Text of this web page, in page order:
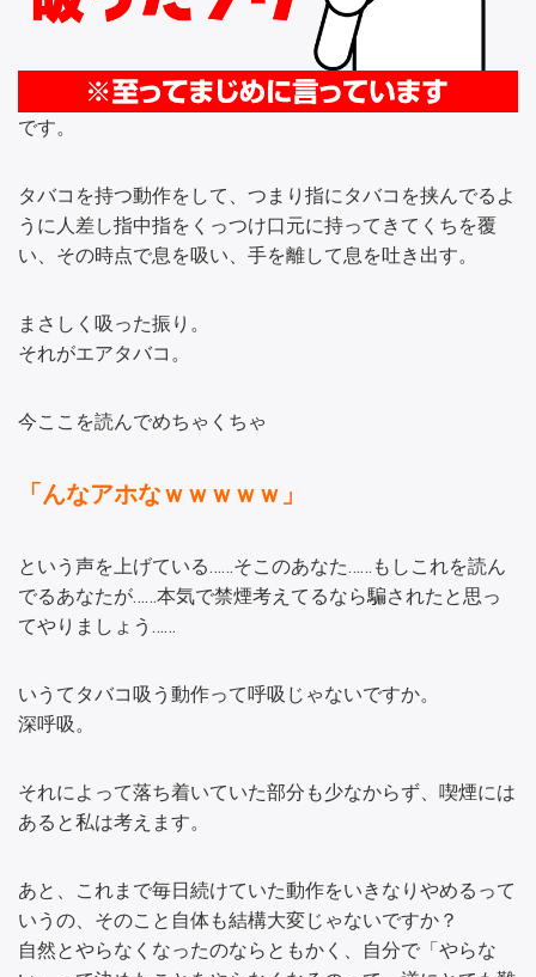
です。
タバコを持つ動作をして、つまり指にタバコを挟んでるよ
うに人差し指中指をくっつけ口元に持ってきてくちを覆
い、その時点で息を吸い、手を離して息を吐き出す。
まさしく吸った振り。
それがエアタバコ。
今ここを読んでめちゃくちゃ
「んなアホなｗｗｗｗｗ」
という声を上げている……そこのあなた……もしこれを読ん
でるあなたが……本気で禁煙考えてるなら騙されたと思っ
てやりましょう……
いうてタバコ吸う動作って呼吸じゃないですか。
深呼吸。
それによって落ち着いていた部分も少なからず、喫煙には
あると私は考えます。
あと、これまで毎日続けていた動作をいきなりやめるって
いうの、そのこと自体も結構大変じゃないですか？
自然とやらなくなったのならともかく、自分で「やらな